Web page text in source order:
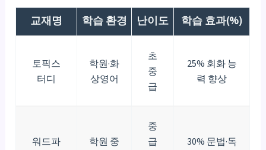
교재명 학습 환경 난이도 학습 효과(%)
토픽스
터디
학원·화
상영어
초
중
급
25% 회화 능
력 향상
워드파
학원 중
중
급
30% 문법·독